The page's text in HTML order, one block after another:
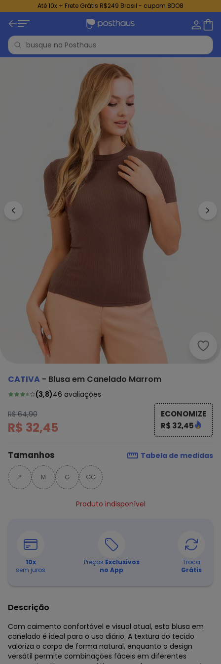
Até 10x + Frete Grátis R$249 Brasil - cupom 8DO8
CATIVA - Blusa em Canelado Marrom
(3,8)46 avaliações
R$ 64,90
R$ 32,45
ECONOMIZE
R$ 32,45
Tamanhos Tabela de medidas
P M G GG
Produto indisponível
10x
sem juros
Preços Exclusivos
no App
Troca
Grátis
Descrição
Com caimento confortável e visual atual, esta blusa em
canelado é ideal para o uso diário. A textura do tecido
valoriza o corpo de forma natural, enquanto o design
versátil permite combinações fáceis em diferentes